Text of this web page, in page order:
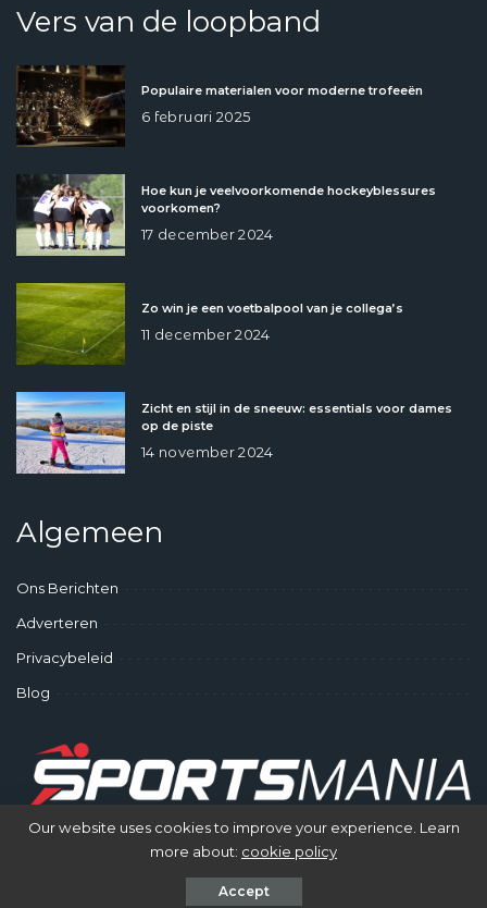
Vers van de loopband
Populaire materialen voor moderne trofeeën
6 februari 2025
Hoe kun je veelvoorkomende hockeyblessures
voorkomen?
17 december 2024
Zo win je een voetbalpool van je collega’s
11 december 2024
Zicht en stijl in de sneeuw: essentials voor dames
op de piste
14 november 2024
Algemeen
Ons Berichten
Adverteren
Privacybeleid
Blog
© SportsMania - Gek op Sporten
Our website uses cookies to improve your experience. Learn
more about: cookie policy
Accept